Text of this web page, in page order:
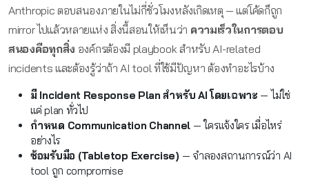
Anthropic ตอบสนองภายในไม่กี่ชั่วโมงหลังเกิดเหตุ — แต่โค้ดก็ถูก
mirror ไปแล้วหลายแห่ง สิ่งนี้สอนให้เห็นว่า ความเร็วในการตอบ
สนองคือทุกสิ่ง องค์กรต้องมี playbook สำหรับ AI-related
incidents และต้องรู้ว่าถ้า AI tool ที่ใช้มีปัญหา ต้องทำอะไรบ้าง
มี Incident Response Plan สำหรับ AI โดยเฉพาะ — ไม่ใช่
แค่ plan ทั่วไป
กำหนด Communication Channel — ใครแจ้งใคร เมื่อไหร่
อย่างไร
ซ้อมรับมือ (Tabletop Exercise) — จำลองสถานการณ์ว่า AI
tool ถูก compromise